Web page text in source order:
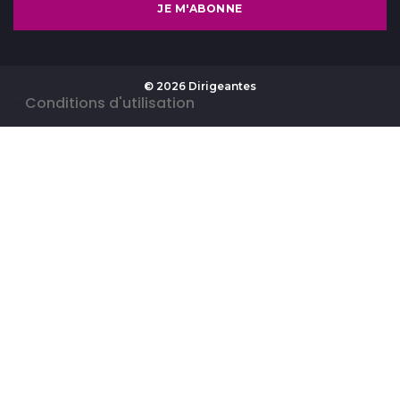
JE M'ABONNE
© 2026 Dirigeantes
Conditions d'utilisation